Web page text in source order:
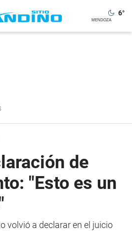
6°
de
"Esto es un
volvió a declarar en el juicio